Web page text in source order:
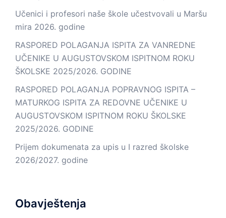
Učenici i profesori naše škole učestvovali u Maršu
mira 2026. godine
RASPORED POLAGANJA ISPITA ZA VANREDNE
UČENIKE U AUGUSTOVSKOM ISPITNOM ROKU
ŠKOLSKE 2025/2026. GODINE
RASPORED POLAGANJA POPRAVNOG ISPITA –
MATURKOG ISPITA ZA REDOVNE UČENIKE U
AUGUSTOVSKOM ISPITNOM ROKU ŠKOLSKE
2025/2026. GODINE
Prijem dokumenata za upis u I razred školske
2026/2027. godine
Obavještenja